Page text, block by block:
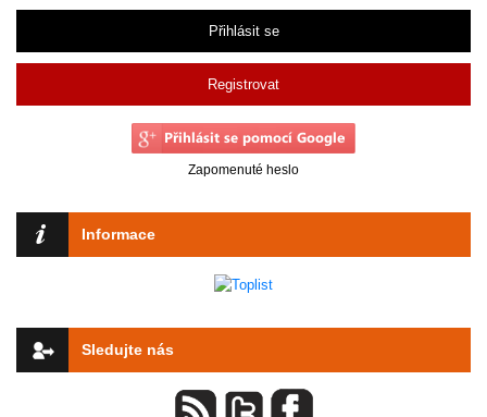
Přihlásit se
Registrovat
Zapomenuté heslo
Informace
Sledujte nás